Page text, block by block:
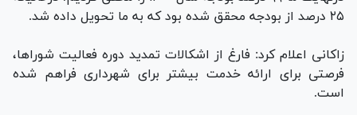
۲۵ درصد از بودجه محقق شده بود که به ما تحویل داده شد.
زاکانی اعلام کرد: فارغ از اشکالات تمدید دوره فعالیت شوراها،
فرصتی برای ارائه خدمت بیشتر برای شهرداری فراهم شده
است.